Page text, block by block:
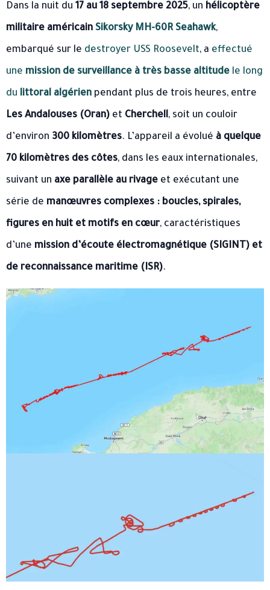
Dans la nuit du 17 au 18 septembre 2025, un hélicoptère
militaire américain Sikorsky MH-60R Seahawk,
embarqué sur le destroyer USS Roosevelt, a effectué
une mission de surveillance à très basse altitude le long
du littoral algérien pendant plus de trois heures, entre
Les Andalouses (Oran) et Cherchell, soit un couloir
d’environ 300 kilomètres. L’appareil a évolué à quelque
70 kilomètres des côtes, dans les eaux internationales,
suivant un axe parallèle au rivage et exécutant une
série de manœuvres complexes : boucles, spirales,
figures en huit et motifs en cœur, caractéristiques
d’une mission d’écoute électromagnétique (SIGINT) et
de reconnaissance maritime (ISR).